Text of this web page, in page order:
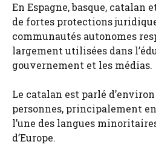
En Espagne, basque, catalan
de fortes protections
communautés autonomes
largement utilisées dans
gouvernement et les médias.
Le catalan est parlé
personnes, principalement
l’une des langues
d’Europe.